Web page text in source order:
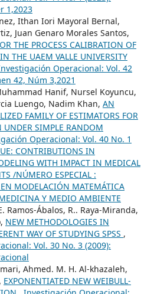
1,2023
Ithan Iori Mayoral Bernal,
Juan Genaro Morales Santos,
THE PROCESS CALIBRATION OF
THE UAEM VALLE UNIVERSITY
Operacional: Vol. 42
42, Núm 3,2021
Hanif, Nursel Koyuncu,
Luengo, Nadim Khan, AN
FAMILY OF ESTIMATORS FOR
SIMPLE RANDOM
Operacional: Vol. 40 No. 1
CONTRIBUTIONS IN
WITH IMPACT IN MEDICAL
/NÚMERO ESPECIAL :
MODELACIÓN MATEMÁTICA
Y MEDIO AMBIENTE
Ramos-Ábalos, R.. Raya-Miranda,
NEW METHODOLOGIES IN
WAY OF STUDYING SPSS ,
Vol. 30 No. 3 (2009):
Ahmed. M. H. Al-khazaleh,
EXPONENTIATED NEW WEIBULL-